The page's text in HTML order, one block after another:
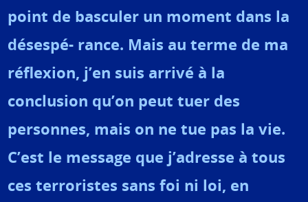
point de basculer un moment dans la
désespé- rance. Mais au terme de ma
réflexion, j’en suis arrivé à la
conclusion qu’on peut tuer des
personnes, mais on ne tue pas la vie.
C’est le message que j’adresse à tous
ces terroristes sans foi ni loi, en